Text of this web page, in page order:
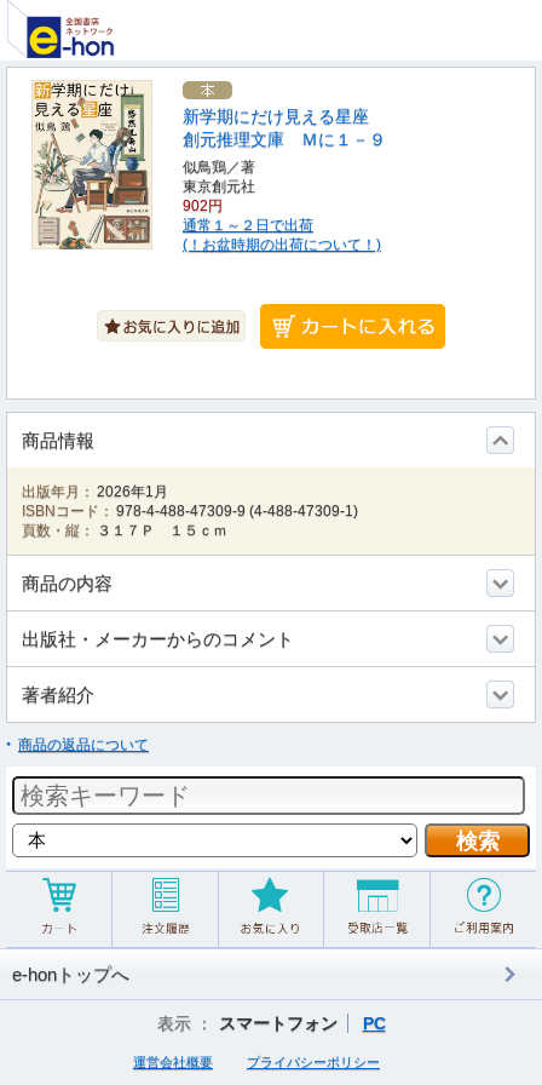
新学期にだけ見える星座
創元推理文庫 Ｍに１－９
似鳥鶏／著
東京創元社
902円
通常１～２日で出荷
(！お盆時期の出荷について！)
商品情報
出版年月： 2026年1月
ISBNコード： 978-4-488-47309-9 (4-488-47309-1)
頁数・縦：
３１７Ｐ １５ｃｍ
商品の内容
出版社・メーカーからのコメント
著者紹介
商品の返品について
e-honトップへ
表示 ： スマートフォン PC
運営会社概要 プライバシーポリシー